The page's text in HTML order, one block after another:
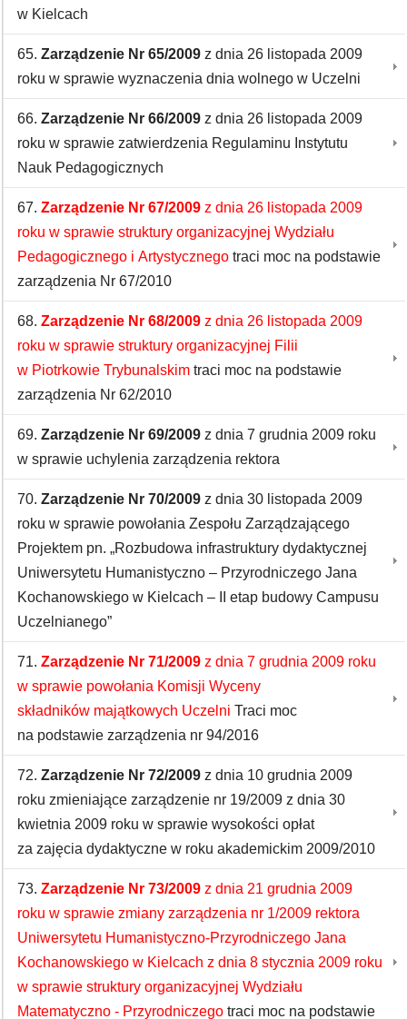
w Kielcach
65. Zarządzenie Nr 65/2009 z dnia 26 listopada 2009
roku w sprawie wyznaczenia dnia wolnego w Uczelni
66. Zarządzenie Nr 66/2009 z dnia 26 listopada 2009
roku w sprawie zatwierdzenia Regulaminu Instytutu
Nauk Pedagogicznych
67. Zarządzenie Nr 67/2009 z dnia 26 listopada 2009
roku w sprawie struktury organizacyjnej Wydziału
Pedagogicznego i Artystycznego traci moc na podstawie
zarządzenia Nr 67/2010
68. Zarządzenie Nr 68/2009 z dnia 26 listopada 2009
roku w sprawie struktury organizacyjnej Filii
w Piotrkowie Trybunalskim traci moc na podstawie
zarządzenia Nr 62/2010
69. Zarządzenie Nr 69/2009 z dnia 7 grudnia 2009 roku
w sprawie uchylenia zarządzenia rektora
70. Zarządzenie Nr 70/2009 z dnia 30 listopada 2009
roku w sprawie powołania Zespołu Zarządzającego
Projektem pn. „Rozbudowa infrastruktury dydaktycznej
Uniwersytetu Humanistyczno – Przyrodniczego Jana
Kochanowskiego w Kielcach – II etap budowy Campusu
Uczelnianego”
71. Zarządzenie Nr 71/2009 z dnia 7 grudnia 2009 roku
w sprawie powołania Komisji Wyceny
składników majątkowych Uczelni Traci moc
na podstawie zarządzenia nr 94/2016
72. Zarządzenie Nr 72/2009 z dnia 10 grudnia 2009
roku zmieniające zarządzenie nr 19/2009 z dnia 30
kwietnia 2009 roku w sprawie wysokości opłat
za zajęcia dydaktyczne w roku akademickim 2009/2010
73. Zarządzenie Nr 73/2009 z dnia 21 grudnia 2009
roku w sprawie zmiany zarządzenia nr 1/2009 rektora
Uniwersytetu Humanistyczno-Przyrodniczego Jana
Kochanowskiego w Kielcach z dnia 8 stycznia 2009 roku
w sprawie struktury organizacyjnej Wydziału
Matematyczno - Przyrodniczego traci moc na podstawie